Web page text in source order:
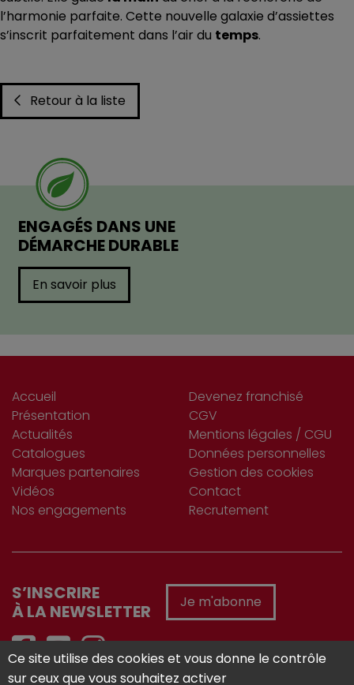
l’harmonie parfaite. Cette nouvelle galaxie d’assiettes
s’inscrit parfaitement dans l’air du temps.
Retour à la liste
ENGAGÉS DANS UNE
DÉMARCHE DURABLE
En savoir plus
Accueil
Présentation
Actualités
Catalogues
Marques partenaires
Vidéos
Nos engagements
Devenez franchisé
CGV
Mentions légales / CGU
Données personnelles
Gestion des cookies
Contact
Recrutement
S’INSCRIRE
À LA NEWSLETTER
Je m'abonne
Ce site utilise des cookies et vous donne le contrôle
sur ceux que vous souhaitez activer